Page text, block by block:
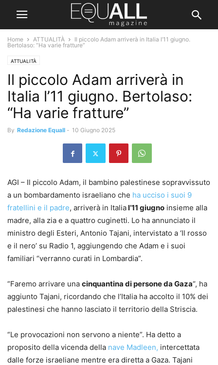
Home ATTUALITÀ
Il piccolo Adam arriverà in Italia l’11 giugno.
Bertolaso: “Ha varie fratture”
ATTUALITÀ
Il piccolo Adam arriverà in
Italia l’11 giugno. Bertolaso:
“Ha varie fratture”
By Redazione Equall - 10 Giugno 2025
AGI – Il piccolo Adam, il bambino palestinese sopravvissuto
a un bombardamento israeliano che ha ucciso i suoi 9
fratellini e il padre, arriverà in Italial’11 giugno insieme alla
madre, alla zia e a quattro cuginetti. Lo ha annunciato il
ministro degli Esteri, Antonio Tajani, intervistato a ‘Il rosso
e il nero’ su Radio 1, aggiungendo che Adam e i suoi
familiari “verranno curati in Lombardia”.
“Faremo arrivare una cinquantina di persone da Gaza“, ha
aggiunto Tajani, ricordando che l’Italia ha accolto il 10% dei
palestinesi che hanno lasciato il territorio della Striscia.
“Le provocazioni non servono a niente”. Ha detto a
proposito della vicenda della nave Madleen, intercettata
dalle forze israeliane mentre era diretta a Gaza. Tajani